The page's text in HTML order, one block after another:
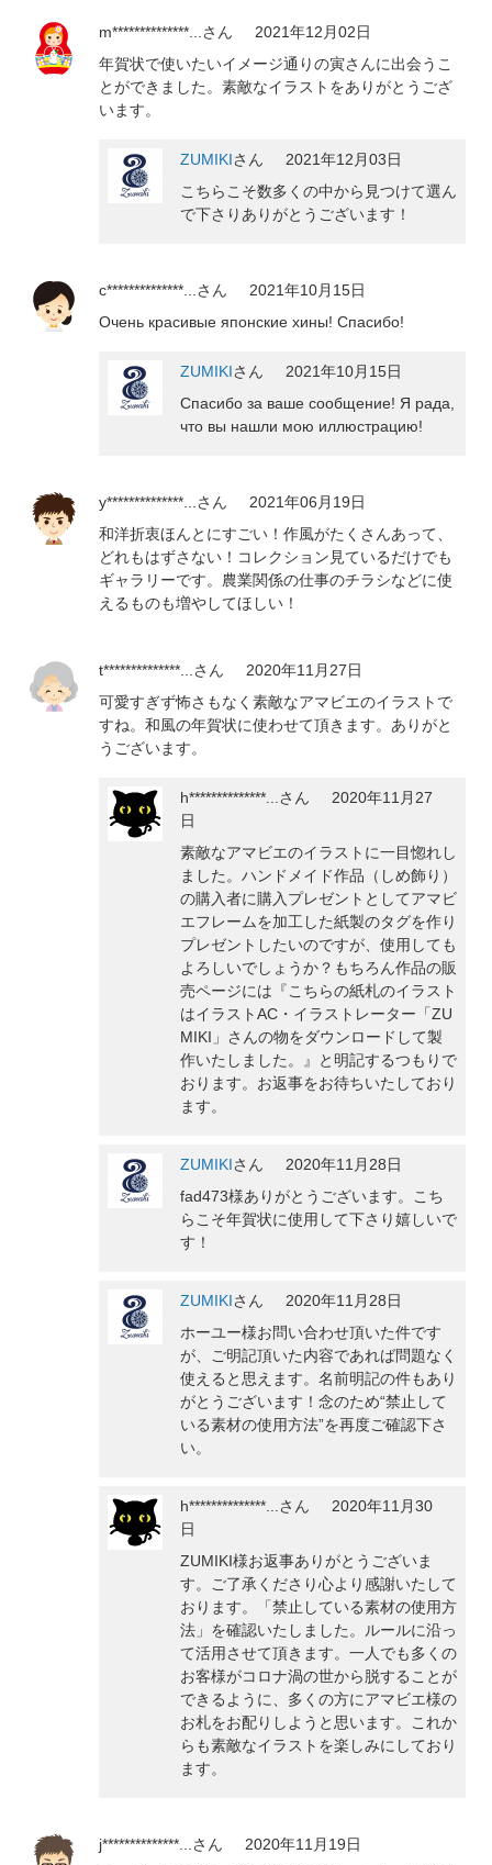
m**************... さん
2021年12月02日
年賀状で使いたいイメージ通りの寅さんに出会うこ
とができました。素敵なイラストをありがとうござ
います。
ZUMIKIさん
2021年12月03日
こちらこそ数多くの中から見つけて選ん
で下さりありがとうございます！
c**************... さん
2021年10月15日
Очень красивые японские хины! Спасибо!
ZUMIKIさん
2021年10月15日
Спасибо за ваше сообщение! Я рада,
что вы нашли мою иллюстрацию!
y**************... さん
2021年06月19日
和洋折衷ほんとにすごい！作風がたくさんあって、
どれもはずさない！コレクション見ているだけでも
ギャラリーです。農業関係の仕事のチラシなどに使
えるものも増やしてほしい！
t**************... さん
2020年11月27日
可愛すぎず怖さもなく素敵なアマビエのイラストで
すね。和風の年賀状に使わせて頂きます。ありがと
うございます。
h**************... さん
2020年11月27
日
素敵なアマビエのイラストに一目惚れし
ました。ハンドメイド作品（しめ飾り）
の購入者に購入プレゼントとしてアマビ
エフレームを加工した紙製のタグを作り
プレゼントしたいのですが、使用しても
よろしいでしょうか？もちろん作品の販
売ページには『こちらの紙札のイラスト
はイラストAC・イラストレーター「ZU
MIKI」さんの物をダウンロードして製
作いたしました。』と明記するつもりで
おります。お返事をお待ちいたしており
ます。
ZUMIKIさん
2020年11月28日
fad473様ありがとうございます。こち
らこそ年賀状に使用して下さり嬉しいで
す！
ZUMIKIさん
2020年11月28日
ホーユー様お問い合わせ頂いた件です
が、ご明記頂いた内容であれば問題なく
使えると思えます。名前明記の件もあり
がとうございます！念のため“禁止して
いる素材の使用方法”を再度ご確認下さ
い。
h**************... さん
2020年11月30
日
ZUMIKI様お返事ありがとうございま
す。ご了承くださり心より感謝いたして
おります。「禁止している素材の使用方
法」を確認いたしました。ルールに沿っ
て活用させて頂きます。一人でも多くの
お客様がコロナ渦の世から脱することが
できるように、多くの方にアマビエ様の
お札をお配りしようと思います。これか
らも素敵なイラストを楽しみにしており
ます。
j**************... さん
2020年11月19日